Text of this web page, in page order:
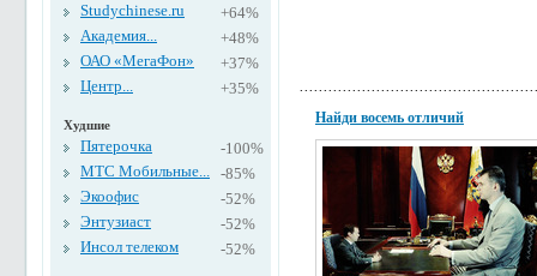
Studychinese.ru
+64%
Академия...
+48%
ОАО «МегаФон»
+37%
Центр...
+35%
Худшие
Пятерочка
-100%
МТС Мобильные... -85%
Экоофис
-52%
Энтузиаст
-52%
Инсол телеком
-52%
Найди восемь отличий